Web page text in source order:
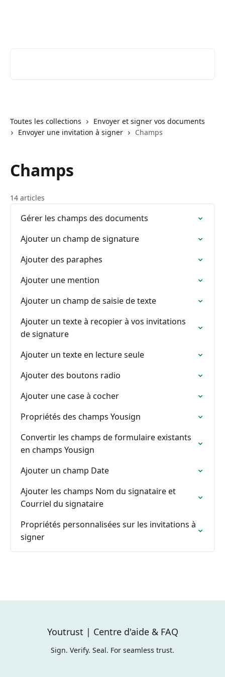
Toutes les collections
Envoyer et signer vos documents
Envoyer une invitation à signer
Champs
Champs
14 articles
Gérer les champs des documents
Ajouter un champ de signature
Ajouter des paraphes
Ajouter une mention
Ajouter un champ de saisie de texte
Ajouter un texte à recopier à vos invitations
de signature
Ajouter un texte en lecture seule
Ajouter des boutons radio
Ajouter une case à cocher
Propriétés des champs Yousign
Convertir les champs de formulaire existants
en champs Yousign
Ajouter un champ Date
Ajouter les champs Nom du signataire et
Courriel du signataire
Propriétés personnalisées sur les invitations à
signer
Youtrust | Centre d'aide & FAQ
Sign. Verify. Seal. For seamless trust.